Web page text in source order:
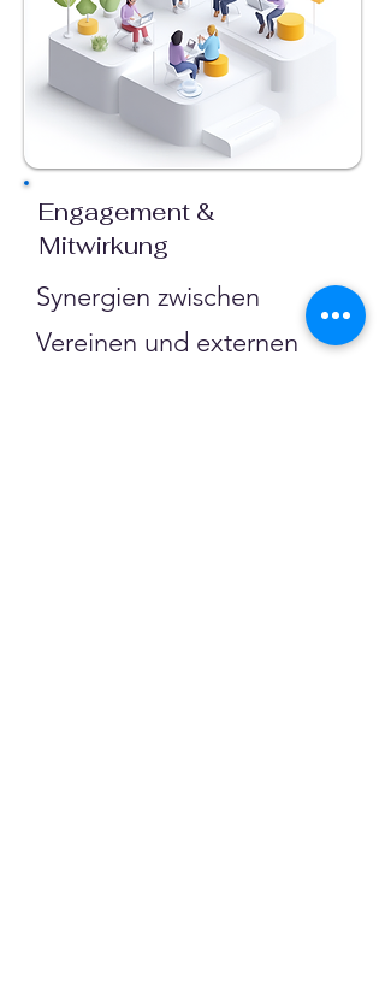
Engagement &
Mitwirkung
Synergien zwischen
Vereinen und externen